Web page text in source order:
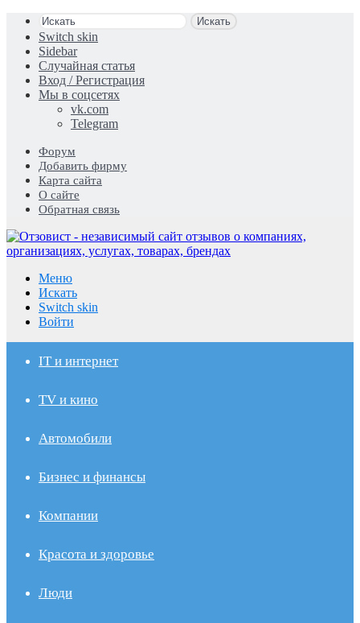
Искать
Switch skin
Sidebar
Случайная статья
Вход / Регистрация
Мы в соцсетях
vk.com
Telegram
Форум
Добавить фирму
Карта сайта
О сайте
Обратная связь
Меню
Искать
Switch skin
Войти
IT и интернет
TV и кино
Автомобили
Бизнес и финансы
Компании
Красота и здоровье
Люди